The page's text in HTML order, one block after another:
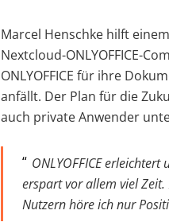
Marcel Henschke hilft
Nextcloud-ONLYOFFICE-
ONLYOFFICE für ihre
anfällt. Der Plan für die
auch private Anwender
ONLYOFFICEerleichtert
erspart vor allem viel Zeit.
Nutzern höre ich nur